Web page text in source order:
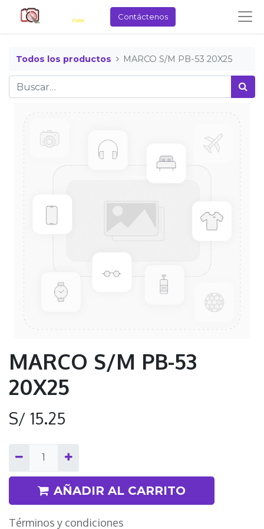
Contáctenos
Todos los productos MARCO S/M PB-53 20X25
MARCO S/M PB-53
20X25
S/ 15.25
AÑADIR AL CARRITO
Términos y condiciones